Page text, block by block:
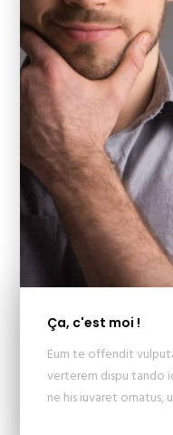
Ça, c'est moi !
Eum te offendit
verterem dispu tando
ne his iuvaret ornatus,